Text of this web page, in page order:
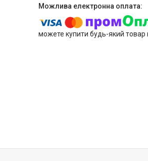
можете купити будь-який товар